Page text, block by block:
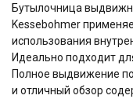
Бутылочница
Kessebohmer
использования
Идеально подходит
Полное выдвижение
и отличный обзор